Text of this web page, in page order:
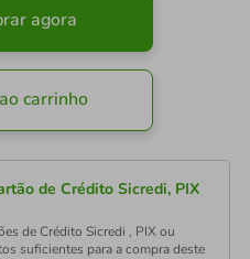
agora
carrinho
de Crédito Sicredi, PIX
de Crédito Sicredi , PIX ou
suficientes para a compra deste